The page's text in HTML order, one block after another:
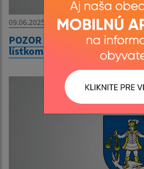
09.06.2025
POZOR - ako ušetriť na
lístkom